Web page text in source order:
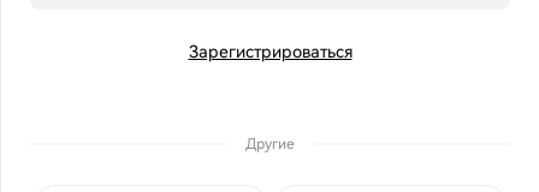
Зарегистрироваться
Другие